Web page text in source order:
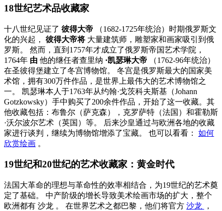
18世纪艺术品收藏家
十八世纪见证了 彼得大帝 （1682-1725年统治）时期俄罗斯文
化的兴起， 彼得大帝将 大量建筑师，雕塑家和画家吸引到俄
罗斯。 然而，直到1757年才成立了俄罗斯帝国艺术学院，
1764年 由 他的继任者查里纳 ·凯瑟琳大帝 （1762-96年统治）
在圣彼得堡建立了冬宫博物馆。 冬宫是俄罗斯最大的国家美
术馆，拥有300万件作品，是世界上最伟大的艺术博物馆之
一。 凯瑟琳本人于1763年从约翰·戈茨科夫斯基（Johann
Gotzkowsky）手中购买了200余件作品，开始了这一收藏。其
他收藏包括：布鲁尔（萨克森），克罗萨特（法国）和霍勒斯
·沃尔波尔艺术（英国）等。 后来沙皇通过与欧洲各地的收藏
家进行谈判，继续为博物馆增添了宝藏。 也可以看看： 如何
欣赏绘画 。
19世纪和20世纪的艺术收藏家：黄金时代
法国大革命的理想与革命性的效率相结合，为19世纪的艺术奠
定了基础。 中产阶级的增长导致美术绘画市场的扩大，整个
欧洲都有 沙龙 。 在世界艺术之都巴黎，他们将官方 沙龙
，